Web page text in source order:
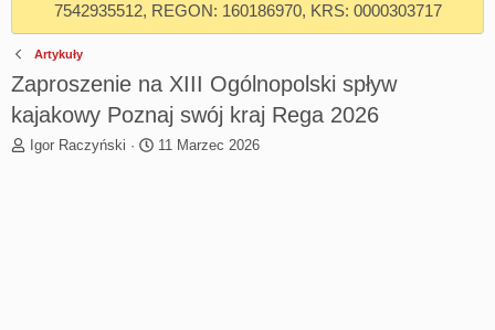
7542935512, REGON: 160186970, KRS: 0000303717
Artykuły
Zaproszenie na XIII Ogólnopolski spływ
kajakowy Poznaj swój kraj Rega 2026
TIgor Raczyński
R
11 Marzec 2026